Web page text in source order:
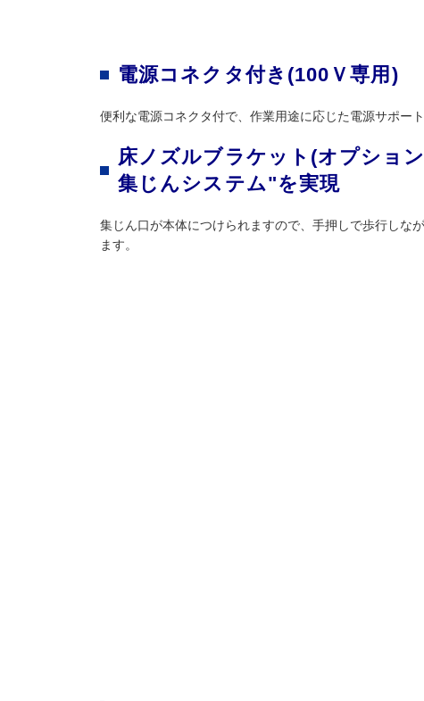
電源コネクタ付き(100Ｖ専用)
便利な電源コネクタ付で、作業用途に応じた電源サポート
床ノズルブラケット(オプショ
集じんシステム"を実現
集じん口が本体につけられますので、手押しで歩行しな
ます。